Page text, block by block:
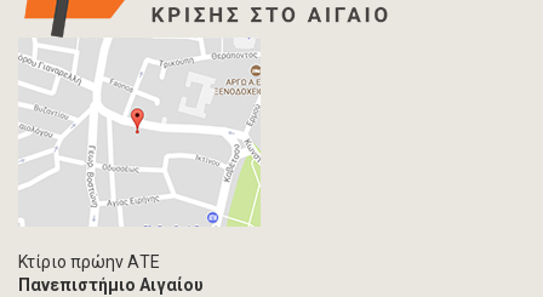
Κτίριο πρώην ΑΤΕ
Πανεπιστήμιο Αιγαίου